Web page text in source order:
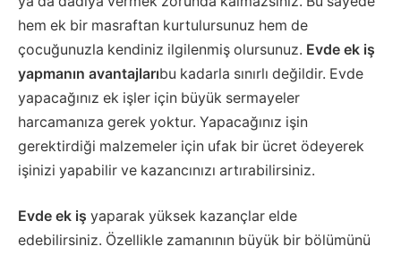
hem ek bir masraftan kurtulursunuz hem de
çocuğunuzla kendiniz ilgilenmiş olursunuz. Evde ek iş
yapmanın avantajlarıbu kadarla sınırlı değildir. Evde
yapacağınız ek işler için büyük sermayeler
harcamanıza gerek yoktur. Yapacağınız işin
gerektirdiği malzemeler için ufak bir ücret ödeyerek
işinizi yapabilir ve kazancınızı artırabilirsiniz.
Evde ek iş yaparak yüksek kazançlar elde
edebilirsiniz. Özellikle zamanının büyük bir bölümünü